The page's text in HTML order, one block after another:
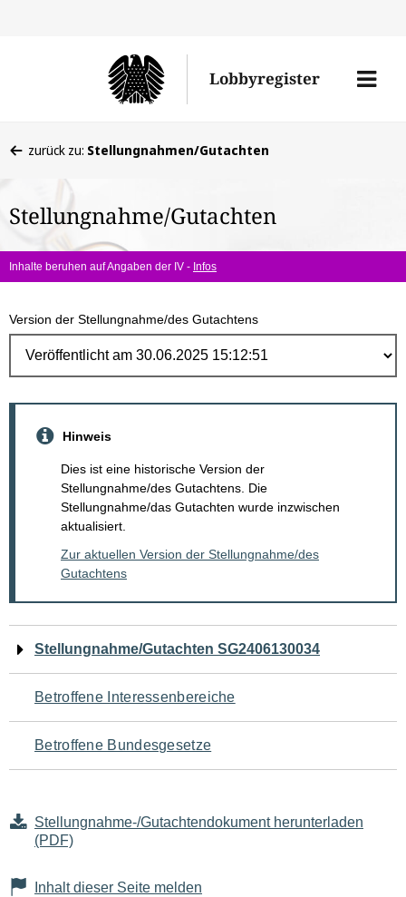
Lobbyregister
Menü
befinden
hier:
zurück zu: Stellungnahmen/Gutachten
Stellungnahme/Gutachten
Inhalte beruhen auf Angaben der IV - Infos
Version der Stellungnahme/des Gutachtens
Hinweis
Dies ist eine historische Version der
Stellungnahme/des Gutachtens. Die
Stellungnahme/das Gutachten wurde inzwischen
aktualisiert.
Zur aktuellen Version der Stellungnahme/des
Gutachtens
Navigation
für
den
Seiteninhalt
Stellungnahme/Gutachten SG2406130034
Betroffene Interessenbereiche
Betroffene Bundesgesetze
Stellungnahme-/Gutachtendokument herunterladen
(PDF)
Inhalt dieser Seite melden